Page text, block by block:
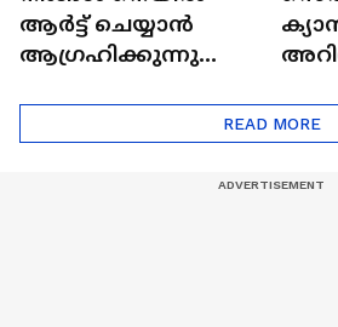
ആർട്ട് ചെയ്യാൻ
ആഗ്രഹിക്കുന്നുണ്ടോ
ട്രെൻഡിനെക്കുറിച്ച് |
Nail Art | Trends Cafe
READ MORE